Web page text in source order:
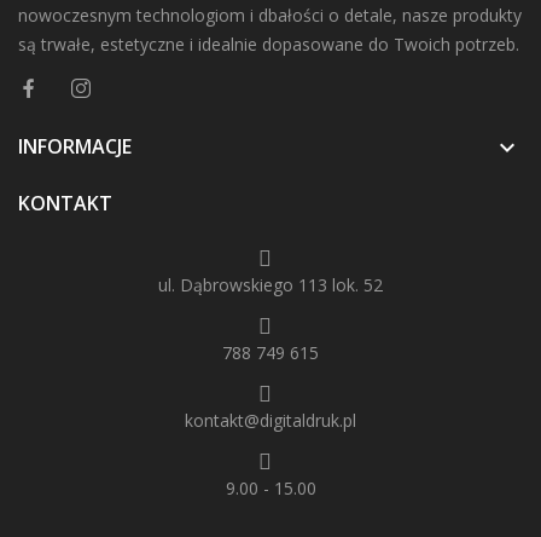
nowoczesnym technologiom i dbałości o detale, nasze produkty
są trwałe, estetyczne i idealnie dopasowane do Twoich potrzeb.
INFORMACJE 
KONTAKT
ul. Dąbrowskiego 113 lok. 52
788 749 615
kontakt@digitaldruk.pl
9.00 - 15.00